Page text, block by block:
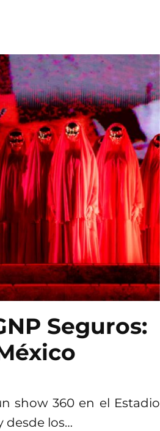
Seguros:
show 360 en el Estadio
desde los…